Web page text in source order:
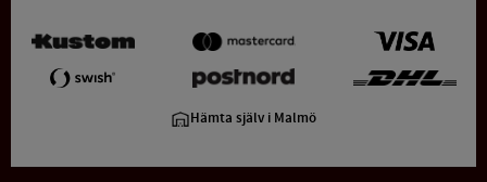
Hämta själv i Malmö